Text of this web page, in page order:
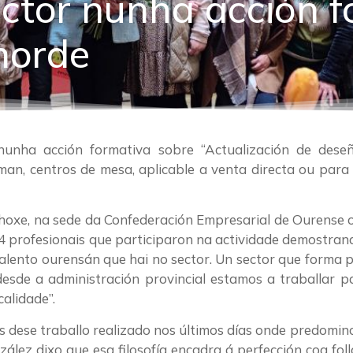
acción formativa sobre “Actualización de
centros de mesa, aplicable a venta directa ou
na sede da Confederación Empresarial de Ourense
profesionais que participaron na actividade
ourensán que hai no sector. Un sector que forma
a administración provincial estamos a traballar
dese traballo realizado nos últimos días onde
dixo que esa filosofía encadra á perfección coa